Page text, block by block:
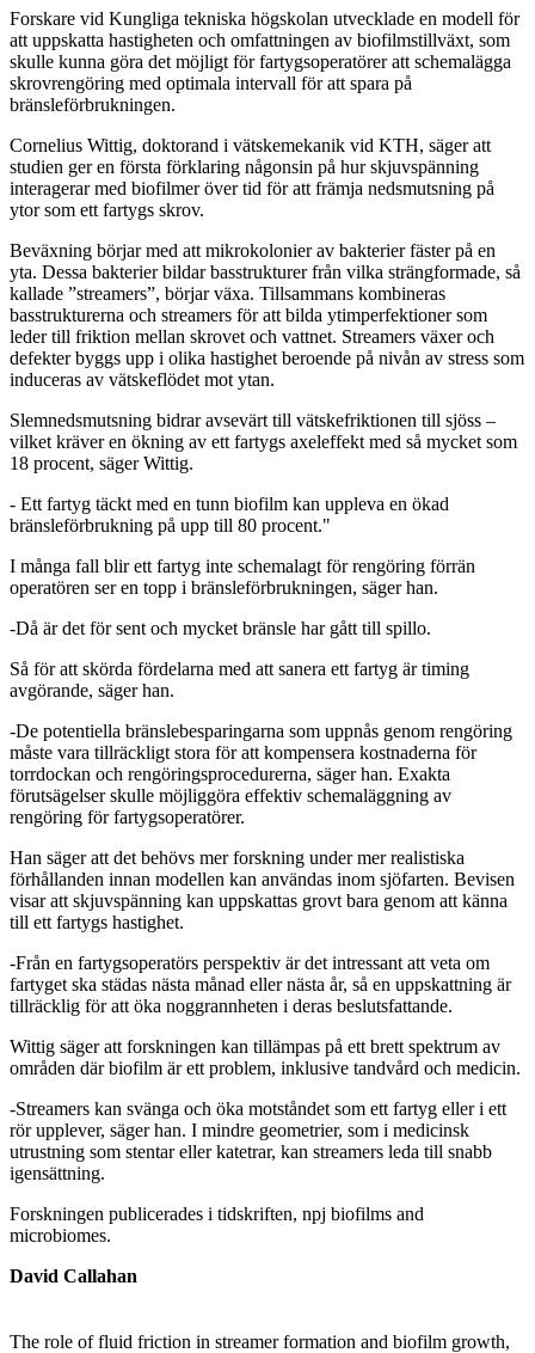
Forskare vid Kungliga tekniska högskolan utvecklade en modell för
att uppskatta hastigheten och omfattningen av biofilmstillväxt, som
skulle kunna göra det möjligt för fartygsoperatörer att schemalägga
skrovrengöring med optimala intervall för att spara på
bränsleförbrukningen.
Cornelius Wittig, doktorand i vätskemekanik vid KTH, säger att
studien ger en första förklaring någonsin på hur skjuvspänning
interagerar med biofilmer över tid för att främja nedsmutsning på
ytor som ett fartygs skrov.
Beväxning börjar med att mikrokolonier av bakterier fäster på en
yta. Dessa bakterier bildar basstrukturer från vilka strängformade, så
kallade ”streamers”, börjar växa. Tillsammans kombineras
basstrukturerna och streamers för att bilda ytimperfektioner som
leder till friktion mellan skrovet och vattnet. Streamers växer och
defekter byggs upp i olika hastighet beroende på nivån av stress som
induceras av vätskeflödet mot ytan.
Slemnedsmutsning bidrar avsevärt till vätskefriktionen till sjöss –
vilket kräver en ökning av ett fartygs axeleffekt med så mycket som
18 procent, säger Wittig.
- Ett fartyg täckt med en tunn biofilm kan uppleva en ökad
bränsleförbrukning på upp till 80 procent."
I många fall blir ett fartyg inte schemalagt för rengöring förrän
operatören ser en topp i bränsleförbrukningen, säger han.
-Då är det för sent och mycket bränsle har gått till spillo.
Så för att skörda fördelarna med att sanera ett fartyg är timing
avgörande, säger han.
-De potentiella bränslebesparingarna som uppnås genom rengöring
måste vara tillräckligt stora för att kompensera kostnaderna för
torrdockan och rengöringsprocedurerna, säger han. Exakta
förutsägelser skulle möjliggöra effektiv schemaläggning av
rengöring för fartygsoperatörer.
Han säger att det behövs mer forskning under mer realistiska
förhållanden innan modellen kan användas inom sjöfarten. Bevisen
visar att skjuvspänning kan uppskattas grovt bara genom att känna
till ett fartygs hastighet.
-Från en fartygsoperatörs perspektiv är det intressant att veta om
fartyget ska städas nästa månad eller nästa år, så en uppskattning är
tillräcklig för att öka noggrannheten i deras beslutsfattande.
Wittig säger att forskningen kan tillämpas på ett brett spektrum av
områden där biofilm är ett problem, inklusive tandvård och medicin.
-Streamers kan svänga och öka motståndet som ett fartyg eller i ett
rör upplever, säger han. I mindre geometrier, som i medicinsk
utrustning som stentar eller katetrar, kan streamers leda till snabb
igensättning.
Forskningen publicerades i tidskriften, npj biofilms and
microbiomes.
David Callahan
The role of fluid friction in streamer formation and biofilm growth,